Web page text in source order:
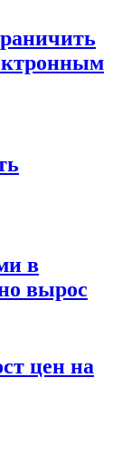
в
вырос
цен на